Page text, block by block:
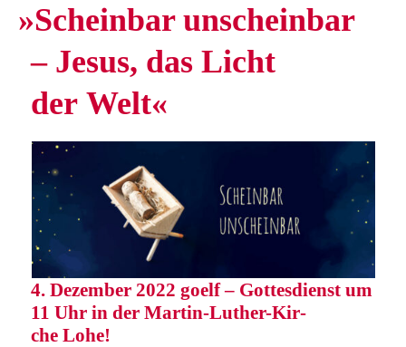
»Schein­bar unschein­bar
– Jesus, das Licht
der Welt«
4. Dezem­ber 2022 goelf – Got­tes­dienst um
11 Uhr in der Mar­tin-Luther-Kir­
che Lohe!